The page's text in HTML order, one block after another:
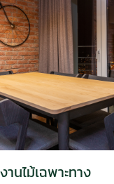
นไม้เฉพาะทาง